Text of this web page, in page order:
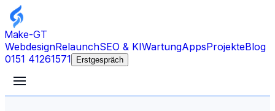
Make-GT
WebdesignRelaunchSEO & KIWartungAppsProjekteBlog
0151 41261571
Erstgespräch